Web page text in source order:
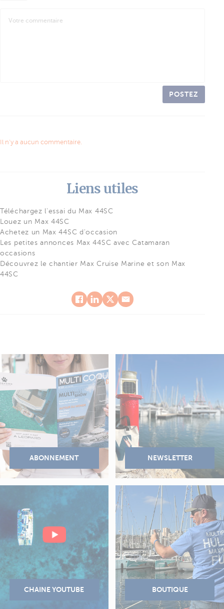
POSTEZ
Il n'y a aucun commentaire.
Liens utiles
Téléchargez l'essai du Max 44SC
Louez un Max 44SC
Achetez un Max 44SC d'occasion
Les petites annonces Max 44SC avec Catamaran
occasions
Découvrez le chantier Max Cruise Marine et son Max
44SC